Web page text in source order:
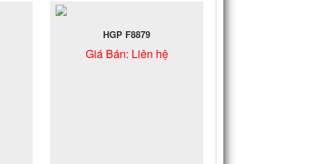
HGP F8879
Giá Bán: Liên hệ